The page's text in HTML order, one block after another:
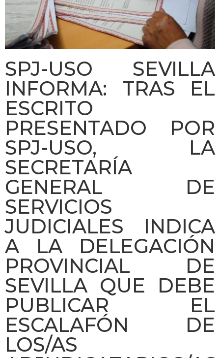
SPJ-USO SEVILLA
INFORMA: TRAS EL
ESCRITO
PRESENTADO POR
SPJ-USO, LA
SECRETARÍA
GENERAL DE
SERVICIOS
JUDICIALES INDICA
A LA DELEGACIÓN
PROVINCIAL DE
SEVILLA QUE DEBE
PUBLICAR EL
ESCALAFÓN DE
LOS/AS